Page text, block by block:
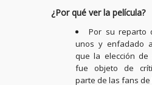
¿Por qué ver la película?
Por su reparto
unos y enfadado
que la elección de
fue objeto de
parte de las fans de